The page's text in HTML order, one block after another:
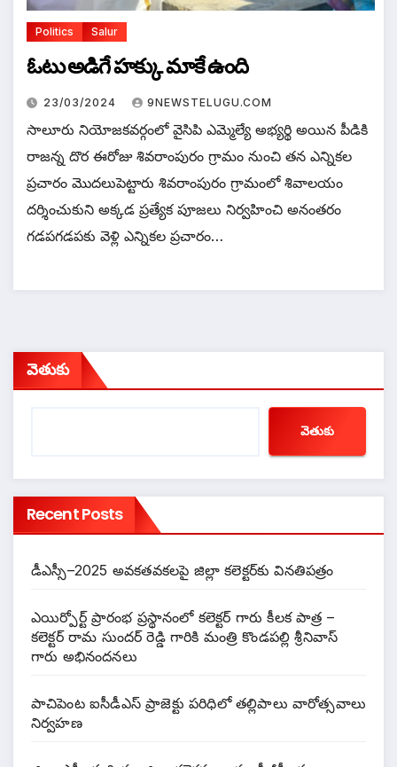
Politics Salur
ఓటు అడిగే హక్కు మాకే ఉంది
23/03/2024 9NEWSTELUGU.COM
సాలూరు నియోజకవర్గంలో వైసిపి ఎమ్మెల్యే అభ్యర్థి అయిన పీడికి
రాజన్న దొర ఈరోజు శివరాంపురం గ్రామం నుంచి తన ఎన్నికల
ప్రచారం మొదలుపెట్టారు శివరాంపురం గ్రామంలో శివాలయం
దర్శించుకుని అక్కడ ప్రత్యేక పూజలు నిర్వహించి అనంతరం
గడపగడపకు వెళ్లి ఎన్నికల ప్రచారం…
వెతుకు
వెతుకు
Recent Posts
డీఎస్సీ–2025 అవకతవకలపై జిల్లా కలెక్టర్‌కు వినతిపత్రం
ఎయిర్పోర్ట్ ప్రారంభ ప్రస్థానంలో కలెక్టర్ గారు కీలక పాత్ర –
కలెక్టర్ రామ సుందర్ రెడ్డి గారికి మంత్రి కొండపల్లి శ్రీనివాస్
గారు అభినందనలు
పాచిపెంట ఐసీడీఎస్ ప్రాజెక్టు పరిధిలో తల్లిపాలు వారోత్సవాలు
నిర్వహణ